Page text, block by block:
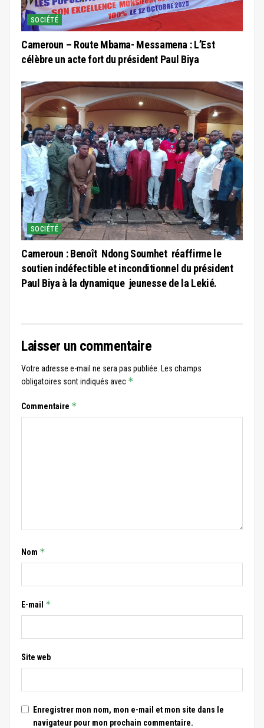
SOCIÉTÉ
Cameroun – Route Mbama- Messamena : L’Est
célèbre un acte fort du président Paul Biya
SOCIÉTÉ
Cameroun : Benoît Ndong Soumhet réaffirme le
soutien indéfectible et inconditionnel du président
Paul Biya à la dynamique jeunesse de la Lekié.
Laisser un commentaire
Votre adresse e-mail ne sera pas publiée. Les champs
obligatoires sont indiqués avec *
Commentaire *
Nom *
E-mail *
Site web
Enregistrer mon nom, mon e-mail et mon site dans le
navigateur pour mon prochain commentaire.